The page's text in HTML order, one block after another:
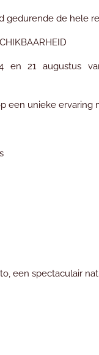
gedurende de hele
en 21 augustus
een unieke ervaring
een spectaculair